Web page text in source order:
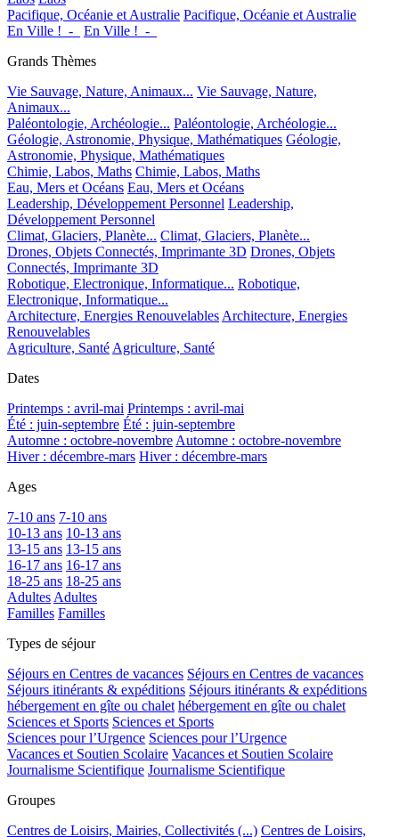
Pacifique, Océanie et Australie Pacifique, Océanie et Australie
En Ville !_-_
En Ville !_-_
Grands Thèmes
Vie Sauvage, Nature, Animaux... Vie Sauvage, Nature,
Animaux...
Paléontologie, Archéologie... Paléontologie, Archéologie...
Géologie, Astronomie, Physique, Mathématiques Géologie,
Astronomie, Physique, Mathématiques
Chimie, Labos, Maths Chimie, Labos, Maths
Eau, Mers et Océans Eau, Mers et Océans
Leadership, Développement Personnel Leadership,
Développement Personnel
Climat, Glaciers, Planète... Climat, Glaciers, Planète...
Drones, Objets Connectés, Imprimante 3D Drones, Objets
Connectés, Imprimante 3D
Robotique, Electronique, Informatique... Robotique,
Electronique, Informatique...
Architecture, Energies Renouvelables Architecture, Energies
Renouvelables
Agriculture, Santé Agriculture, Santé
Dates
Printemps : avril-mai Printemps : avril-mai
Été : juin-septembre Été : juin-septembre
Automne : octobre-novembre Automne : octobre-novembre
Hiver : décembre-mars Hiver : décembre-mars
Ages
7-10 ans 7-10 ans
10-13 ans 10-13 ans
13-15 ans 13-15 ans
16-17 ans 16-17 ans
18-25 ans 18-25 ans
Adultes Adultes
Familles Familles
Types de séjour
Séjours en Centres de vacances Séjours en Centres de vacances
Séjours itinérants & expéditions Séjours itinérants & expéditions
hébergement en gîte ou chalet hébergement en gîte ou chalet
Sciences et Sports Sciences et Sports
Sciences pour l’Urgence Sciences pour l’Urgence
Vacances et Soutien Scolaire Vacances et Soutien Scolaire
Journalisme Scientifique Journalisme Scientifique
Groupes
Centres de Loisirs, Mairies, Collectivités (...) Centres de Loisirs,